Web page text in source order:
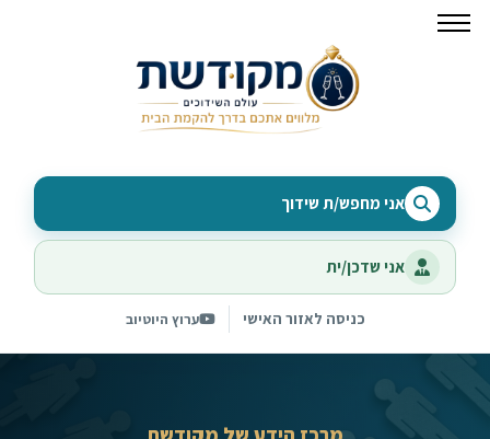
אני מחפש/ת שידוך
אני שדכן/ית
כניסה לאזור האישי ערוץ היוטיוב